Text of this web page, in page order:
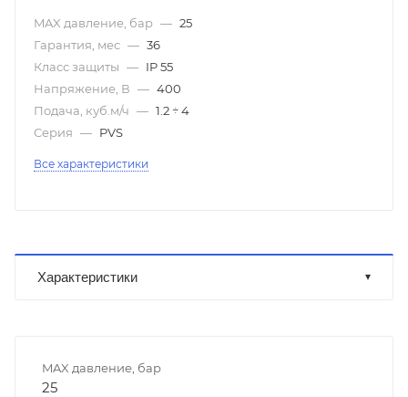
MAX давление, бар — 25
Гарантия, мес — 36
Класс защиты — IP 55
Напряжение, В — 400
Подача, куб.м/ч — 1.2 ÷ 4
Серия — PVS
Все характеристики
Характеристики
MAX давление, бар
25